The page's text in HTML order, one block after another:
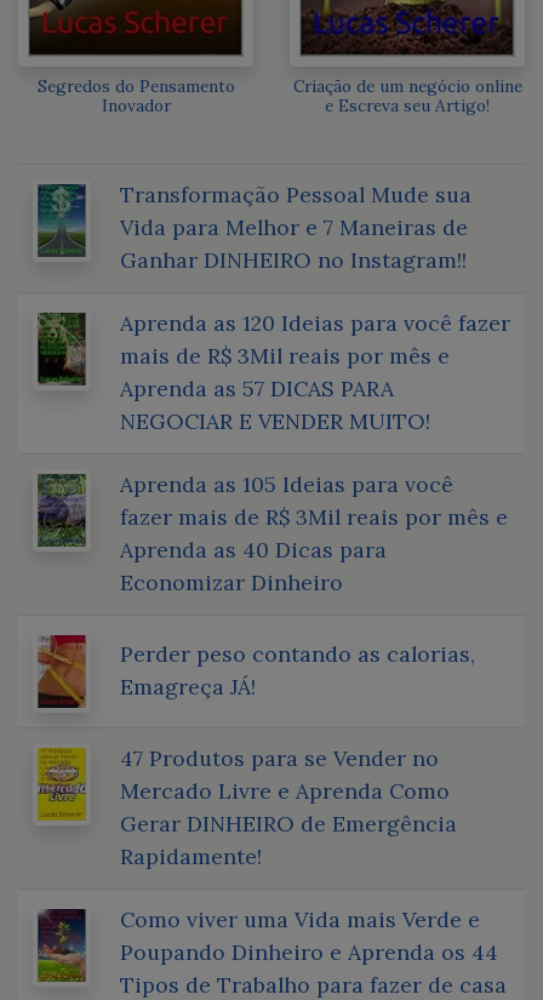
Segredos do Pensamento
Inovador
Criação de um negócio online
e Escreva seu Artigo!
Transformação Pessoal Mude sua
Vida para Melhor e 7 Maneiras de
Ganhar DINHEIRO no Instagram!!
Aprenda as 120 Ideias para você fazer
mais de R$ 3Mil reais por mês e
Aprenda as 57 DICAS PARA
NEGOCIAR E VENDER MUITO!
Aprenda as 105 Ideias para você
fazer mais de R$ 3Mil reais por mês e
Aprenda as 40 Dicas para
Economizar Dinheiro
Perder peso contando as calorias,
Emagreça JÁ!
47 Produtos para se Vender no
Mercado Livre e Aprenda Como
Gerar DINHEIRO de Emergência
Rapidamente!
Como viver uma Vida mais Verde e
Poupando Dinheiro e Aprenda os 44
Tipos de Trabalho para fazer de casa